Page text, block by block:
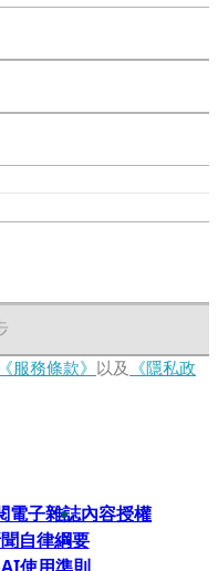
《服務條款》 以及 《隱私政
電子雜誌內容授權
自律綱要